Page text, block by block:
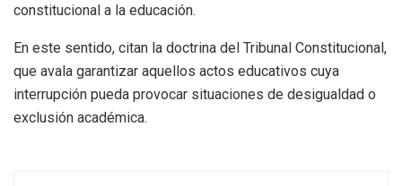
constitucional a la educación.
En este sentido, citan la doctrina del Tribunal Constitucional,
que avala garantizar aquellos actos educativos cuya
interrupción pueda provocar situaciones de desigualdad o
exclusión académica.